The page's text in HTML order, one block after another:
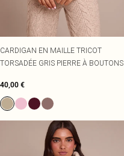
CARDIGAN EN MAILLE TRICOT
TORSADÉE GRIS PIERRE À BOUTONS
40,00 €